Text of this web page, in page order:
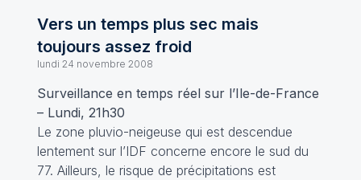
Vers un temps plus sec mais
toujours assez froid
lundi 24 novembre 2008
Surveillance en temps réel sur l’Ile-de-France
– Lundi, 21h30
Le zone pluvio-neigeuse qui est descendue
lentement sur l’IDF concerne encore le sud du
77. Ailleurs, le risque de précipitations est